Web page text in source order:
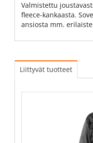
Valmistettu
fleece-kankaasta.
ansiosta mm.
Liittyvät tuotteet